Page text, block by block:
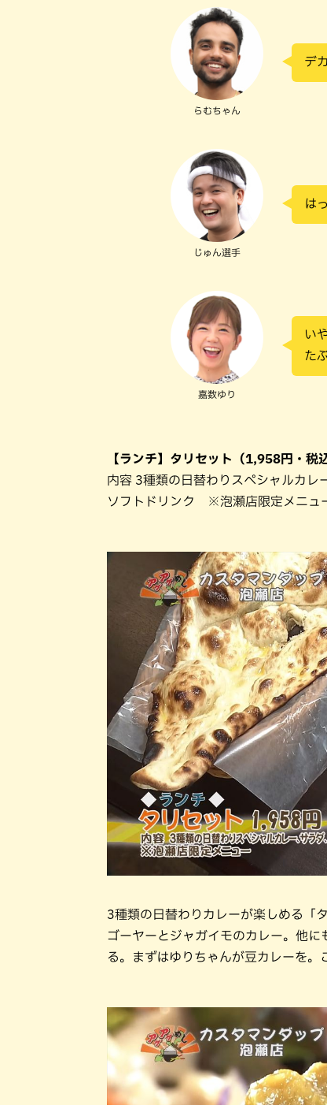
らむちゃん
デ
じゅん選手
は
嘉数ゆり
い
た
【ランチ】タリセット（1,958円・税
内容 3種類の日替わりスペシャルカレ
ソフトドリンク ※泡瀬店限定メニュ
3種類の日替わりカレーが楽しめる「
ゴーヤーとジャガイモのカレー。他
る。まずはゆりちゃんが豆カレーを。